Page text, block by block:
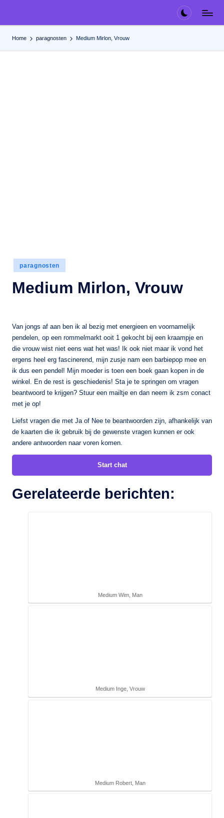
Home paragnosten Medium Mirlon, Vrouw
Geplaatst
in
paragnosten
Medium Mirlon, Vrouw
Van jongs af aan ben ik al bezig met energieen en voornamelijk
pendelen, op een rommelmarkt ooit 1 gekocht bij een kraampje en
die vrouw wist niet eens wat het was! Ik ook niet maar ik vond het
ergens heel erg fascinerend, mijn zusje nam een barbiepop mee en
ik dus een pendel! Mijn moeder is toen een boek gaan kopen in de
winkel. En de rest is geschiedenis! Sta je te springen om vragen
beantwoord te krijgen? Stuur een mailtje en dan neem ik zsm conact
met je op!
Liefst vragen die met Ja of Nee te beantwoorden zijn, afhankelijk van
de kaarten die ik gebruik bij de gewenste vragen kunnen er ook
andere antwoorden naar voren komen.
Start chat
Gerelateerde berichten:
Medium Wim, Man
Medium Inge, Vrouw
Medium Robert, Man